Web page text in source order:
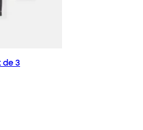
de 3